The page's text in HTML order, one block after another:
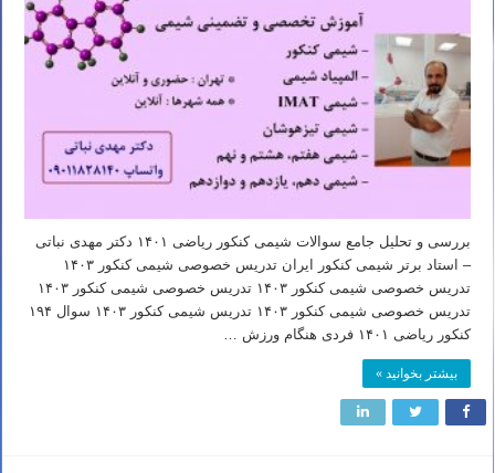
بررسی و تحلیل جامع سوالات شیمی کنکور ریاضی ۱۴۰۱ دکتر مهدی نباتی
– استاد برتر شیمی کنکور ایران تدریس خصوصی شیمی کنکور ۱۴۰۳
تدریس خصوصی شیمی کنکور ۱۴۰۳ تدریس خصوصی شیمی کنکور ۱۴۰۳
تدریس خصوصی شیمی کنکور ۱۴۰۳ تدریس شیمی کنکور ۱۴۰۳ سوال ۱۹۴
کنکور ریاضی ۱۴۰۱ فردی هنگام ورزش …
بیشتر بخوانید »